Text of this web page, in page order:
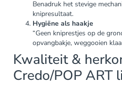
Benadruk het stevige
knipresultaat.
Hygiëne als haakje
“Geen kniprestjes op de
opvangbakje, weggooien
Kwaliteit &
Credo/POP ART